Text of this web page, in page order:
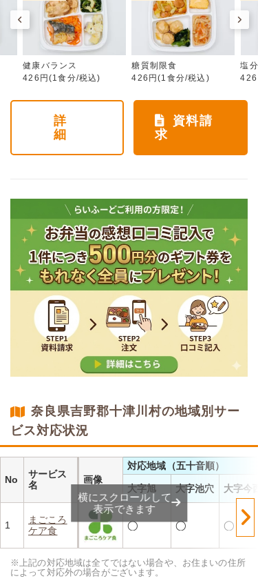
健康バランス
426円(1食分/税込)
糖質制限食
426円(1食分/税込)
塩
詳
細
資料請
求
奈良県吉野郡十津川村の地域別サー
ビス対応状況
No
サービス
名
画像
対応地域（五十音順）
大字旭 大字池穴 大字今西
1
まごころ
ケア食
◯ ◯ ◯
横にスクロールして
表示できます
※上記の対応地域は全てではない場合や、お住まいの住所
によって対応外の場合がございます。